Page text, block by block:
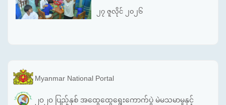
၂၇ ဇူလိုင် ၂၀၂၆
Myanmar National Portal
၂၀၂၀ ပြည့်နှစ် အထွေထွေရွေးကောက်ပွဲ မဲမသမာမှုနှင့်